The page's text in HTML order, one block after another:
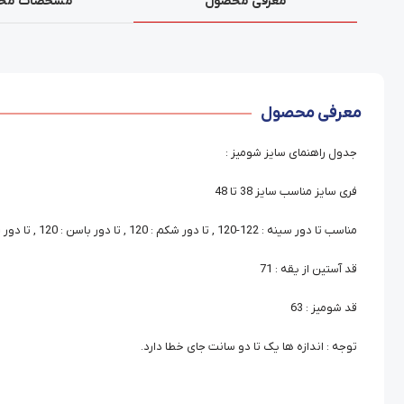
معرفی محصول
جدول راهنمای سایز شومیز :
فری سایز مناسب سایز 38 تا 48
مناسب تا دور سینه : 122-120 , تا دور شکم : 120 , تا دور باسن : 120 , تا دور بازو : 44
قد آستین از یقه : 71
قد شومیز : 63
توجه : اندازه ها یک تا دو سانت جای خطا دارد.